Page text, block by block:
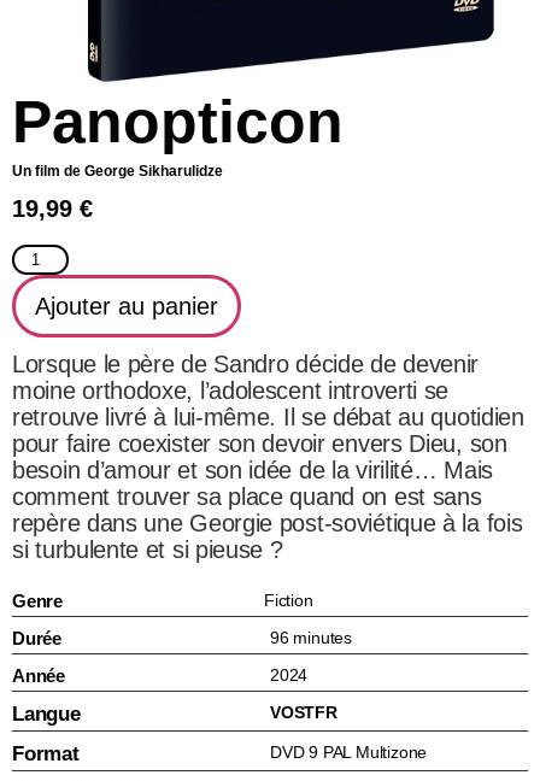
Panopticon
Un film de George Sikharulidze
19,99 €
Ajouter au panier
Lorsque le père de Sandro décide de devenir
moine orthodoxe, l’adolescent introverti se
retrouve livré à lui-même. Il se débat au quotidien
pour faire coexister son devoir envers Dieu, son
besoin d’amour et son idée de la virilité… Mais
comment trouver sa place quand on est sans
repère dans une Georgie post-soviétique à la fois
si turbulente et si pieuse ?
Genre Fiction
Durée 96 minutes
Année 2024
Langue VOSTFR
Format DVD 9 PAL Multizone